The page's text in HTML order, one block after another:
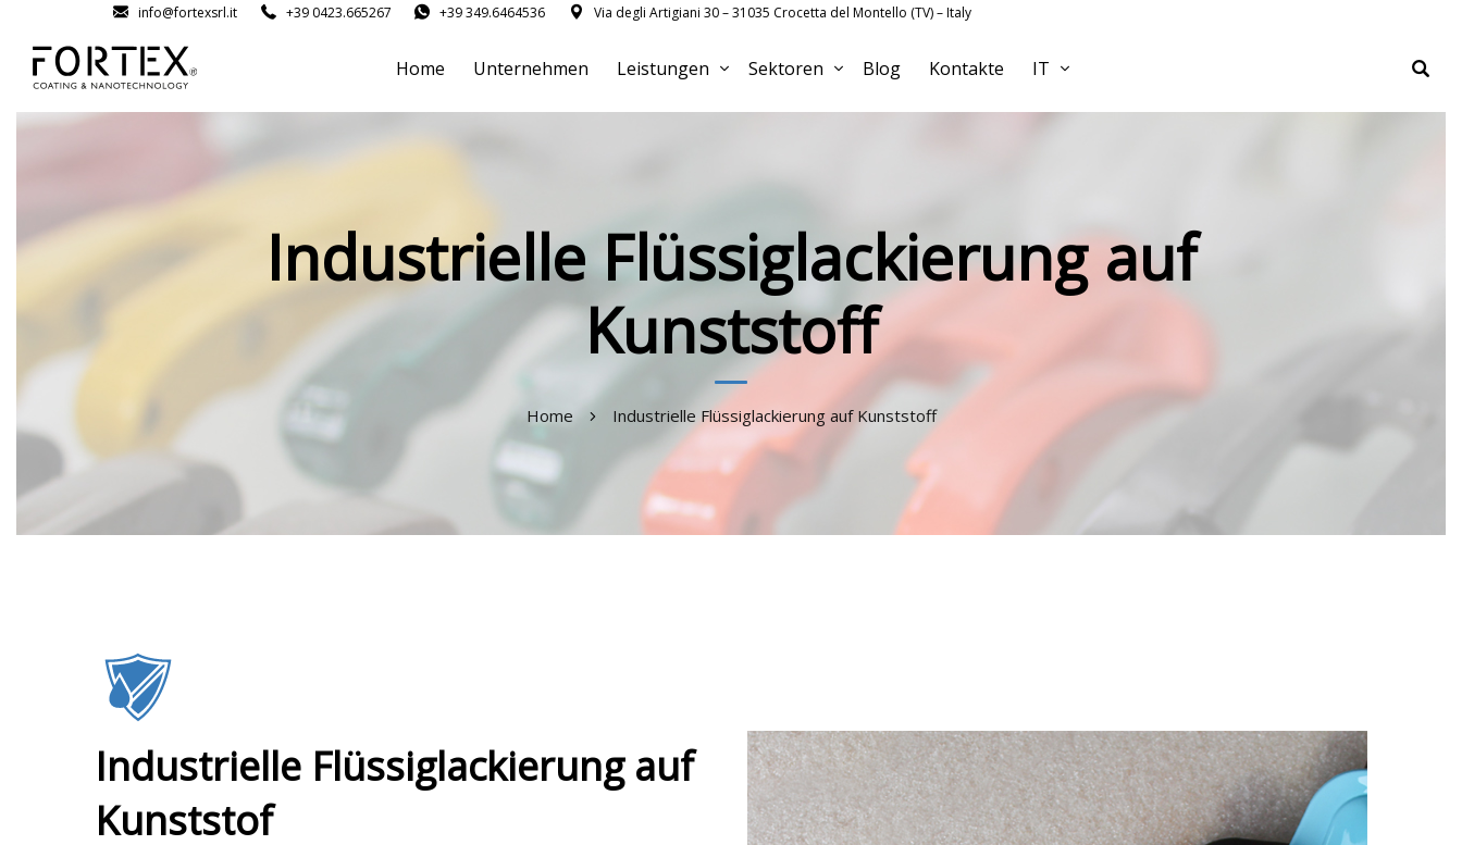
info@fortexsrl.it +39 0423.665267 +39 349.6464536 Via degli Artigiani 30 – 31035 Crocetta del Montello (TV) – Italy
Home Unternehmen Leistungen Sektoren Blog Kontakte IT
Industrielle Flüssiglackierung auf
Kunststoff
Home Industrielle Flüssiglackierung auf Kunststoff
Industrielle Flüssiglackierung auf
Kunststof